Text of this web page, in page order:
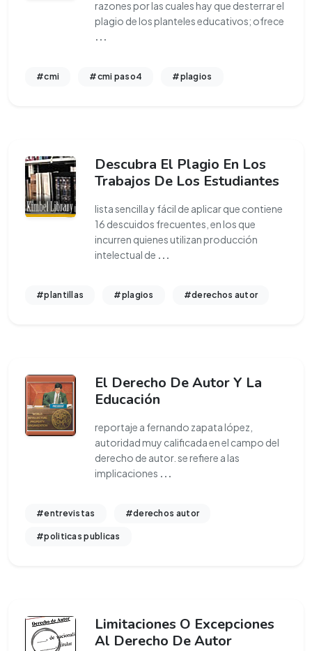
razones por las cuales hay que desterrar el
plagio de los planteles educativos; ofrece
...
#cmi #cmi paso4 #plagios
Descubra El Plagio En Los
Trabajos De Los Estudiantes
lista sencilla y fácil de aplicar que contiene
16 descuidos frecuentes, en los que
incurren quienes utilizan producción
intelectual de ...
#plantillas #plagios #derechos autor
El Derecho De Autor Y La
Educación
reportaje a fernando zapata lópez,
autoridad muy calificada en el campo del
derecho de autor. se refiere a las
implicaciones ...
#entrevistas #derechos autor
#politicas publicas
Limitaciones O Excepciones
Al Derecho De Autor